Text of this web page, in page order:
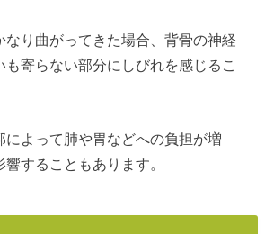
なり曲がってきた場合、背骨の神経
も寄らない部分にしびれを感じるこ
によって肺や胃などへの負担が増
することもあります。